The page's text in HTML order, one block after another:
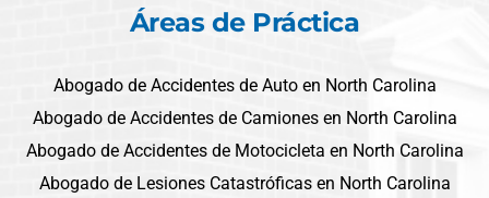
Áreas de Práctica
Abogado de Accidentes de Auto en North Carolina
Abogado de Accidentes de Camiones en North Carolina
Abogado de Accidentes de Motocicleta en North Carolina
Abogado de Lesiones Catastróficas en North Carolina